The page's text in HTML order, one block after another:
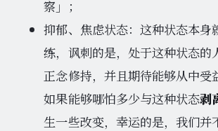
察」；
抑郁、焦虑状态：这种状态本身
练，讽刺的是，处于这种状态的
正念修持，并且期待能够从中受
如果能够哪怕多少与这种状态剥
生一些改变，幸运的是，我们并